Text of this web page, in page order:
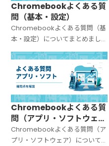
Chromebookよくある質
問（基本・設定）
Chromebookよくある質問（基
本・設定）についてまとめまし
た。
Chromebookよくある質
問（アプリ・ソフトウェ
ア）
Chromebookよくある質問（ア
プリ・ソフトウェア）について